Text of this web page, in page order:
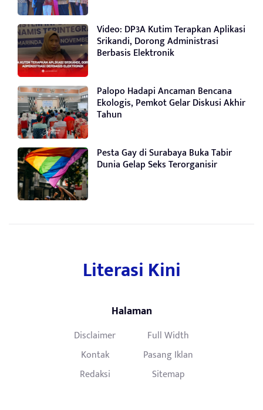
Video: DP3A Kutim Terapkan Aplikasi
Srikandi, Dorong Administrasi
Berbasis Elektronik
Palopo Hadapi Ancaman Bencana
Ekologis, Pemkot Gelar Diskusi Akhir
Tahun
Pesta Gay di Surabaya Buka Tabir
Dunia Gelap Seks Terorganisir
Literasi Kini
Halaman
Disclaimer
Full Width
Kontak
Pasang Iklan
Redaksi
Sitemap